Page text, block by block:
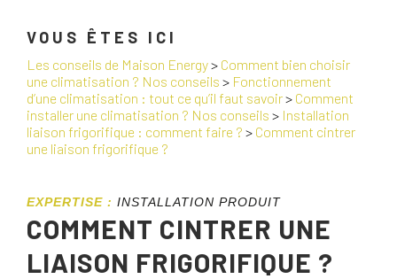
VOUS ÊTES ICI
Les conseils de Maison Energy> Comment bien choisir
une climatisation ? Nos conseils > Fonctionnement
d’une climatisation : tout ce qu’il faut savoir> Comment
installer une climatisation ? Nos conseils > Installation
liaison frigorifique : comment faire ? > Comment cintrer
une liaison frigorifique ?
EXPERTISE : INSTALLATION PRODUIT
COMMENT CINTRER UNE
LIAISON FRIGORIFIQUE ?